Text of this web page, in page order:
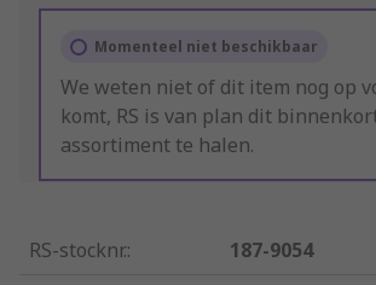
Momenteel niet beschikbaar
We weten niet of dit item nog op
komt, RS is van plan dit
assortiment te halen.
RS-stocknr.:
187-9054